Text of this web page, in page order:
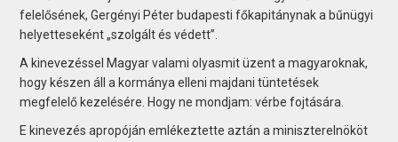
felelősének, Gergényi Péter budapesti főkapitánynak a bűnügyi
helyetteseként „szolgált és védett”.
A kinevezéssel Magyar valami olyasmit üzent a magyaroknak,
hogy készen áll a kormánya elleni majdani tüntetések
megfelelő kezelésére. Hogy ne mondjam: vérbe fojtására.
E kinevezés apropóján emlékeztette aztán a miniszterelnököt